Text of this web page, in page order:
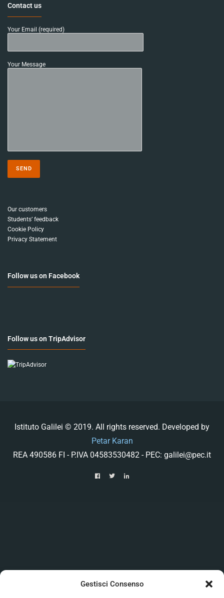
Gestisci Consenso
Contact us
Your Email (required)
Your Message
Our customers
Students’ feedback
Cookie Policy
Privacy Statement
Follow us on Facebook
Follow us on TripAdvisor
Istituto Galilei © 2019. All rights reserved. Developed by
Petar Karan
REA 490586 FI - P.IVA 04583530482 - PEC: galilei@pec.it